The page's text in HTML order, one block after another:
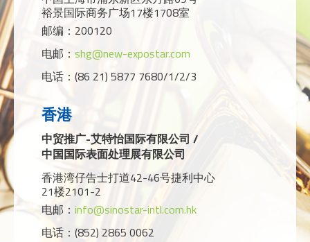
裕景国际商务广场17楼1708室
邮编：200120
电邮： shg@new-expostar.com
电话：(86 21) 5877 7680/1/2/3
香港
中贸推广-艾特怡国际有限公司 /
中国国际表面处理展有限公司
香港湾仔告士打道42-46号捷利中心
21楼2101-2
电邮： info@sinostar-intl.com.hk
电话：(852) 2865 0062